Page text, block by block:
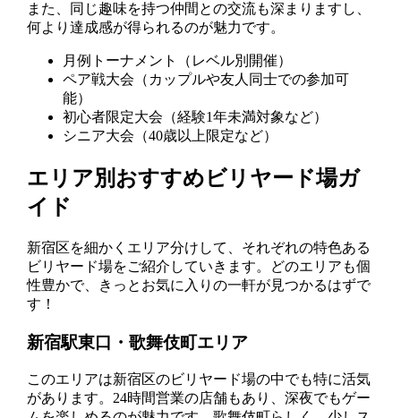
また、同じ趣味を持つ仲間との交流も深まりますし、
何より達成感が得られるのが魅力です。
月例トーナメント（レベル別開催）
ペア戦大会（カップルや友人同士での参加可
能）
初心者限定大会（経験1年未満対象など）
シニア大会（40歳以上限定など）
エリア別おすすめビリヤード場ガ
イド
新宿区を細かくエリア分けして、それぞれの特色ある
ビリヤード場をご紹介していきます。どのエリアも個
性豊かで、きっとお気に入りの一軒が見つかるはずで
す！
新宿駅東口・歌舞伎町エリア
このエリアは新宿区のビリヤード場の中でも特に活気
があります。24時間営業の店舗もあり、深夜でもゲー